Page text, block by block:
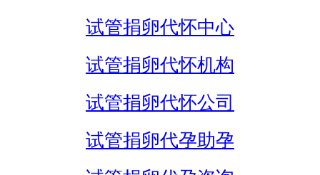
试管捐卵代怀中心
试管捐卵代怀机构
试管捐卵代怀公司
试管捐卵代孕助孕